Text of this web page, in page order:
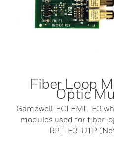
Fiber Loop
Optic
Gamewell-FCI FML-E3
modules used for fiber-
RPT-E3-UTP